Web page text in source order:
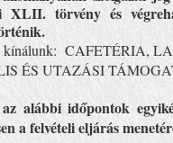
XLII. törvény és
kínálunk: CAFETÉRIA,
ÉS UTAZÁSI
alábbi időpontok
a felvételi eljárás